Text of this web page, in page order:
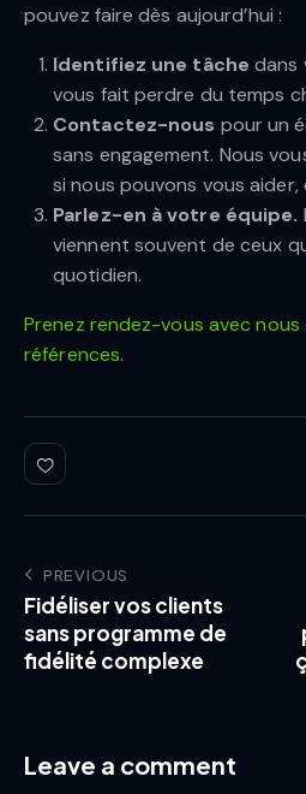
pouvez faire dès aujourd’hui :
Identifiez une tâche dans
vous fait perdre du temps
Contactez-nous pour un
sans engagement. Nous
si nous pouvons vous
Parlez-en à votre équipe.
viennent souvent de ceux
quotidien.
Prenez rendez-vous avec nous
références.
PREVIOUS
Fidéliser vos clients
sans programme de
fidélité complexe
Leave a comment